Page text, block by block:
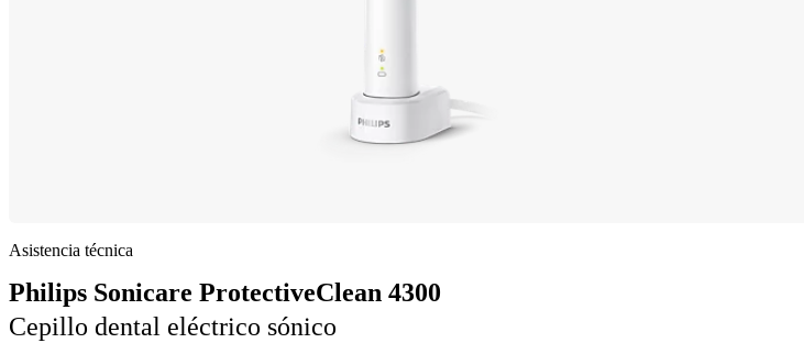
Asistencia técnica
Philips Sonicare ProtectiveClean 4300
Cepillo dental eléctrico sónico